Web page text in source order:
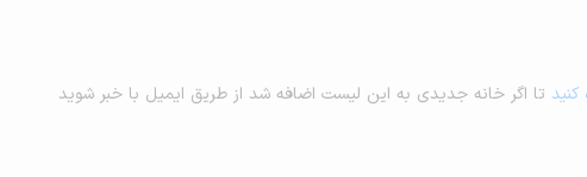
تا اگر خانه جدیدی به این لیست اضافه شد از طریق ایمیل با خبر شوید